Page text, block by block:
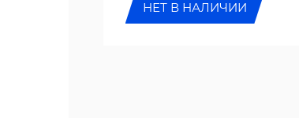
НЕТ В НАЛИЧИИ